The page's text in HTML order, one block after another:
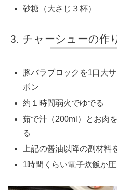
砂糖（大さじ３杯）
チャーシューの作
豚バラブロックを1口大
ボン
約１時間弱火でゆでる
茹で汁（200ml）とお肉
る
上記の醤油以降の副材料
1時間くらい電子炊飯か